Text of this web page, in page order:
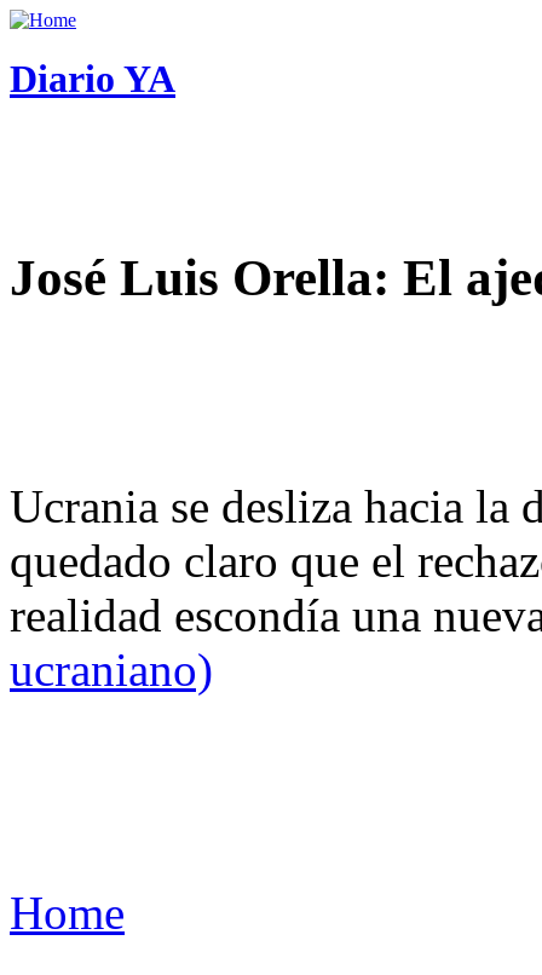
Diario YA
José Luis Orella: El
Ucrania se desliza hacia
quedado claro que el
realidad escondía una
ucraniano)
Home